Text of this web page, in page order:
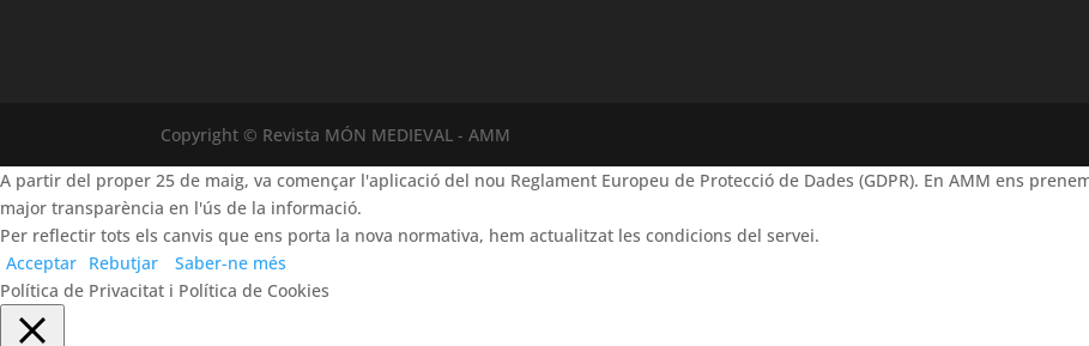
Copyright © Revista MÓN MEDIEVAL - AMM
A partir del proper 25 de maig, va començar l'aplicació del nou Reglament Europeu de Protecció de Dades (GDPR). En AMM ens
major transparència en l'ús de la informació.
Per reflectir tots els canvis que ens porta la nova normativa, hem actualitzat les condicions del servei.
Acceptar Rebutjar
Saber-ne més
Política de Privacitat i Política de Cookies